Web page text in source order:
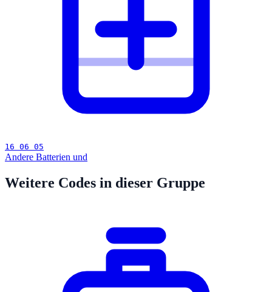
16 06 05
Andere Batterien und
Weitere Codes in dieser Gruppe